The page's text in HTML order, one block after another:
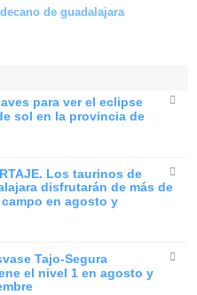
de guadalajara
para ver el eclipse
sol en la provincia de
Los taurinos de
disfrutarán de más de
en agosto y
Tajo-Segura
el nivel 1 en agosto y